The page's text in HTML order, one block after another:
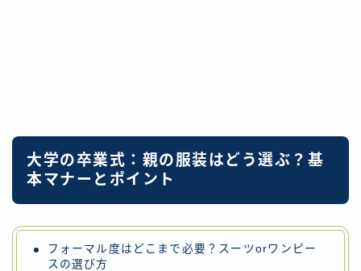
大学の卒業式：親の服装はどう選ぶ？基
本マナーとポイント
フォーマル度はどこまで必要？スーツorワンピー
スの選び方